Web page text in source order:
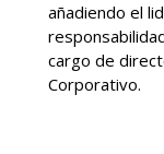
añadiendo el
cargo de
Corporativo.